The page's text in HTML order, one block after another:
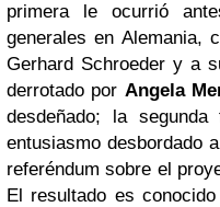
primera le ocurrió
generales en Alemania,
Gerhard Schroeder y a
derrotado por Angela
desdeñado; la
entusiasmo desbordado
referéndum sobre el
El resultado es